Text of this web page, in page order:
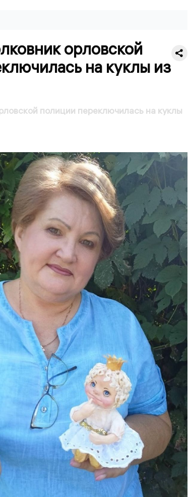
орловской
на куклы из
полиции переключилась на куклы